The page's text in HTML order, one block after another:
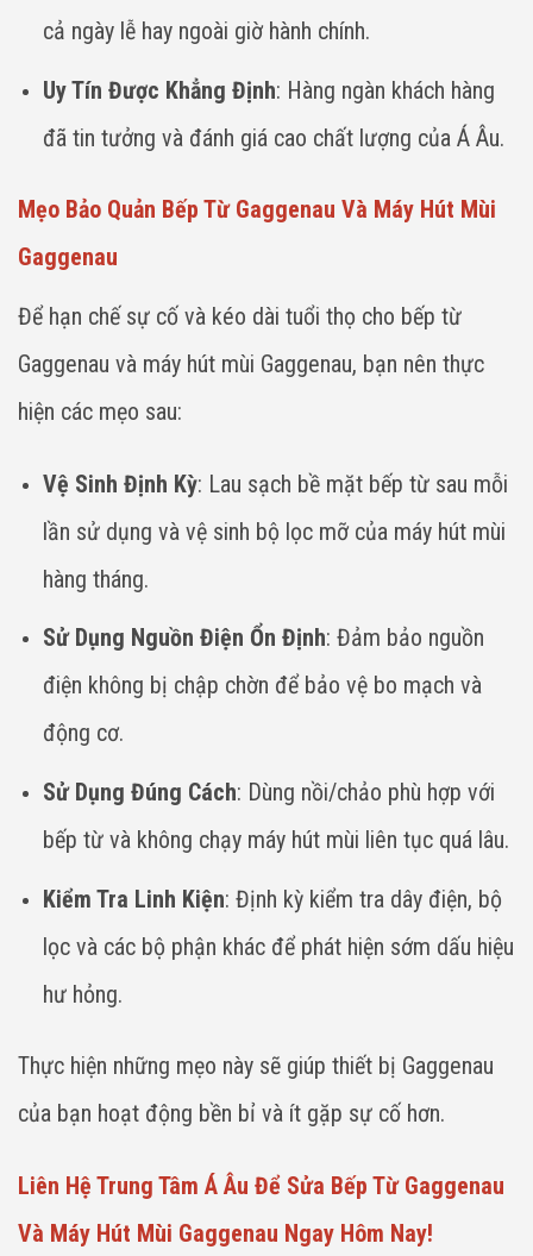
cả ngày lễ hay ngoài giờ hành chính.
Uy Tín Được Khẳng Định: Hàng ngàn khách hàng
đã tin tưởng và đánh giá cao chất lượng của Á Âu.
Mẹo Bảo Quản Bếp Từ Gaggenau Và Máy Hút Mùi
Gaggenau
Để hạn chế sự cố và kéo dài tuổi thọ cho bếp từ
Gaggenau và máy hút mùi Gaggenau, bạn nên thực
hiện các mẹo sau:
Vệ Sinh Định Kỳ: Lau sạch bề mặt bếp từ sau mỗi
lần sử dụng và vệ sinh bộ lọc mỡ của máy hút mùi
hàng tháng.
Sử Dụng Nguồn Điện Ổn Định: Đảm bảo nguồn
điện không bị chập chờn để bảo vệ bo mạch và
động cơ.
Sử Dụng Đúng Cách: Dùng nồi/chảo phù hợp với
bếp từ và không chạy máy hút mùi liên tục quá lâu.
Kiểm Tra Linh Kiện: Định kỳ kiểm tra dây điện, bộ
lọc và các bộ phận khác để phát hiện sớm dấu hiệu
hư hỏng.
Thực hiện những mẹo này sẽ giúp thiết bị Gaggenau
của bạn hoạt động bền bỉ và ít gặp sự cố hơn.
Liên Hệ Trung Tâm Á Âu Để Sửa Bếp Từ Gaggenau
Và Máy Hút Mùi Gaggenau Ngay Hôm Nay!